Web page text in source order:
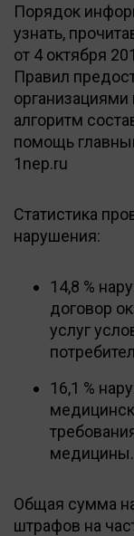
Порядок
узнать,
от 4 октября
Правил
организациями
алгоритм
помощь
1nep.ru
Статистика
нарушения:
14,8 %
договор
услуг
16,1 %
медицины.
Общая сумма
штрафов на